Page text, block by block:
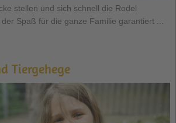
stellen und sich schnell die Rodel
Spaß für die ganze Familie garantiert ...
Tiergehege